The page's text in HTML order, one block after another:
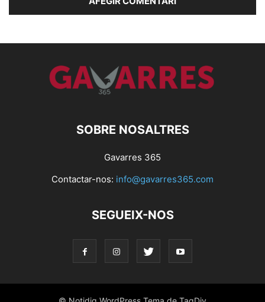
SOBRE NOSALTRES
Gavarres 365
Contactar-nos: info@gavarres365.com
SEGUEIX-NOS